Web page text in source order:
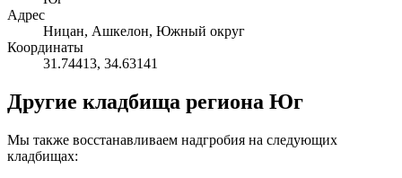
Адрес
Ницан, Ашкелон, Южный округ
Координаты
31.74413, 34.63141
Другие кладбища региона Юг
Мы также восстанавливаем надгробия на следующих
кладбищах: